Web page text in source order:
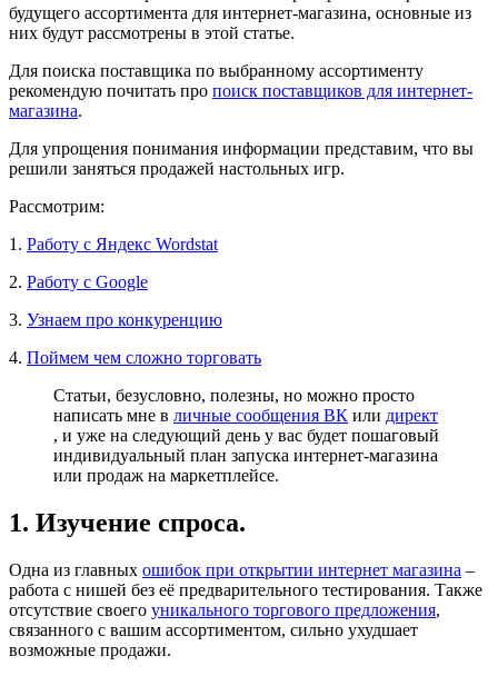
будущего ассортимента для интернет-магазина, основные из
них будут рассмотрены в этой статье.
Для поиска поставщика по выбранному ассортименту
рекомендую почитать про поиск поставщиков для интернет-
магазина.
Для упрощения понимания информации представим, что вы
решили заняться продажей настольных игр.
Рассмотрим:
1. Работу с Яндекс Wordstat
2. Работу с Google
3. Узнаем про конкуренцию
4. Поймем чем сложно торговать
Статьи, безусловно, полезны, но можно просто
написать мне в личные сообщения ВК или директ
, и уже на следующий день у вас будет пошаговый
индивидуальный план запуска интернет-магазина
или продаж на маркетплейсе.
1. Изучение спроса.
Одна из главных ошибок при открытии интернет магазина –
работа с нишей без её предварительного тестирования. Также
отсутствие своего уникального торгового предложения,
связанного с вашим ассортиментом, сильно ухудшает
возможные продажи.